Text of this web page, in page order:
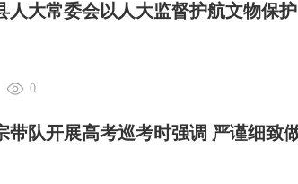
人大常委会以人大监督护航文物保护
0